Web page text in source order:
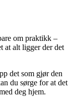
om praktikk –
at alt ligger der det
det som gjør den
du sørge for at det
deg hjem.